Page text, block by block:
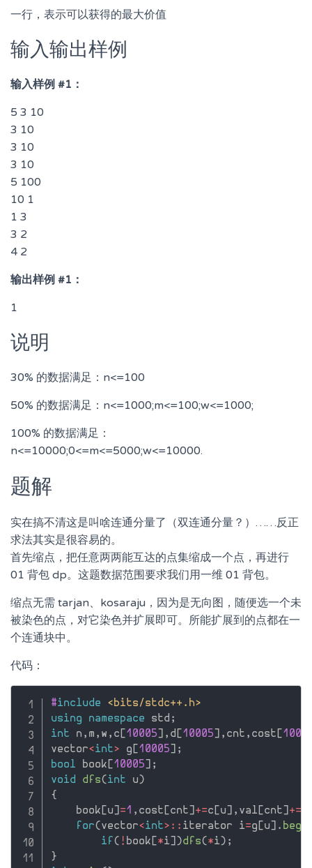
一行，表示可以获得的最大价值
输入输出样例
输入样例 #1：
5 3 10
3 10
3 10
3 10
5 100
10 1
1 3
3 2
4 2
输出样例 #1：
1
说明
30% 的数据满足：n<=100
50% 的数据满足：n<=1000;m<=100;w<=1000;
100% 的数据满足：
n<=10000;0<=m<=5000;w<=10000.
题解
实在搞不清这是叫啥连通分量了（双连通分量？）……反正
求法其实是很容易的。
首先缩点，把任意两两能互达的点集缩成一个点，再进行
01 背包 dp。这题数据范围要求我们用一维 01 背包。
缩点无需 tarjan、kosaraju，因为是无向图，随便选一个未
被染色的点，对它染色并扩展即可。所能扩展到的点都在一
个连通块中。
代码：
#include
<bits/stdc++.h>
using
namespace std ;
int n , m , w , c [10005] , d [10005] , cnt , cost [
vector<int> g [10005] ;
bool book [10005] ;
void
dfs(int u)
{
    book
[u] =1 , cost [cnt] +=c [u] , val [cnt] +=
for(vector<int> :: iterator i=g [u] .
if ( ! book [*i] )dfs(*i) ;
}